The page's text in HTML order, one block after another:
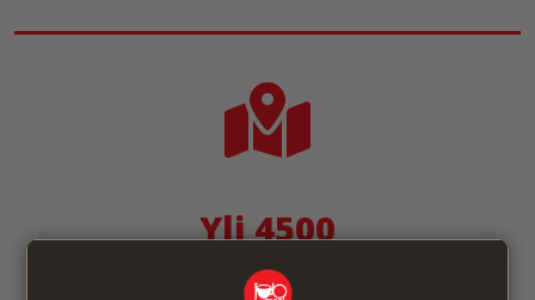
Yli 4500
Kahvilaitetta ympäri Suomen